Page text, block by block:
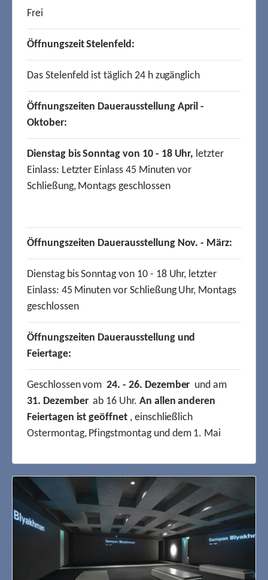
Frei
Öffnungszeit Stelenfeld:
Das Stelenfeld ist täglich 24 h zugänglich
Öffnungszeiten Dauerausstellung April -
Oktober:
Dienstag bis Sonntag von 10 - 18 Uhr, letzter
Einlass: Letzter Einlass 45 Minuten vor
Schließung, Montags geschlossen
Öffnungszeiten Dauerausstellung Nov. - März:
Dienstag bis Sonntag von 10 - 18 Uhr, letzter
Einlass: 45 Minuten vor Schließung Uhr, Montags
geschlossen
Öffnungszeiten Dauerausstellung und
Feiertage:
Geschlossen vom24. - 26. Dezember und am
31. Dezemberab 16 Uhr. An allen anderen
Feiertagen ist geöffnet, einschließlich
Ostermontag, Pfingstmontag und dem 1. Mai